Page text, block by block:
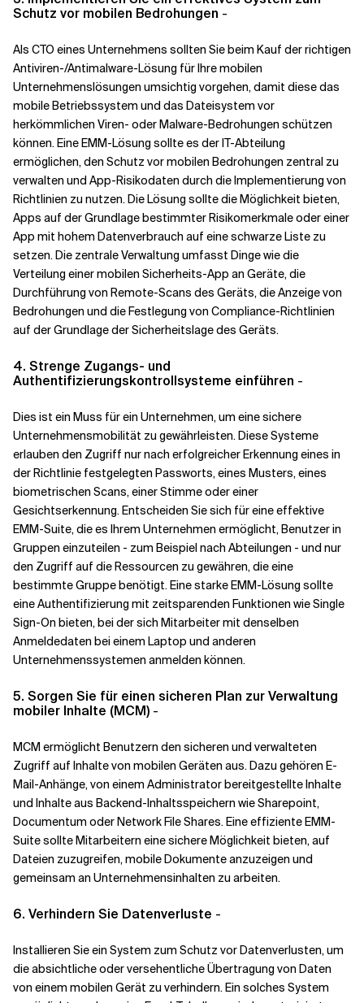
Schutz vor mobilen Bedrohungen -
Als CTO eines Unternehmens sollten Sie beim Kauf der richtigen
Antiviren-/Antimalware-Lösung für Ihre mobilen
Unternehmenslösungen umsichtig vorgehen, damit diese das
mobile Betriebssystem und das Dateisystem vor
herkömmlichen Viren- oder Malware-Bedrohungen schützen
können. Eine EMM-Lösung sollte es der IT-Abteilung
ermöglichen, den Schutz vor mobilen Bedrohungen zentral zu
verwalten und App-Risikodaten durch die Implementierung von
Richtlinien zu nutzen. Die Lösung sollte die Möglichkeit bieten,
Apps auf der Grundlage bestimmter Risikomerkmale oder einer
App mit hohem Datenverbrauch auf eine schwarze Liste zu
setzen. Die zentrale Verwaltung umfasst Dinge wie die
Verteilung einer mobilen Sicherheits-App an Geräte, die
Durchführung von Remote-Scans des Geräts, die Anzeige von
Bedrohungen und die Festlegung von Compliance-Richtlinien
auf der Grundlage der Sicherheitslage des Geräts.
4. Strenge Zugangs- und
Authentifizierungskontrollsysteme einführen -
Dies ist ein Muss für ein Unternehmen, um eine sichere
Unternehmensmobilität zu gewährleisten. Diese Systeme
erlauben den Zugriff nur nach erfolgreicher Erkennung eines in
der Richtlinie festgelegten Passworts, eines Musters, eines
biometrischen Scans, einer Stimme oder einer
Gesichtserkennung. Entscheiden Sie sich für eine effektive
EMM-Suite, die es Ihrem Unternehmen ermöglicht, Benutzer in
Gruppen einzuteilen - zum Beispiel nach Abteilungen - und nur
den Zugriff auf die Ressourcen zu gewähren, die eine
bestimmte Gruppe benötigt. Eine starke EMM-Lösung sollte
eine Authentifizierung mit zeitsparenden Funktionen wie Single
Sign-On bieten, bei der sich Mitarbeiter mit denselben
Anmeldedaten bei einem Laptop und anderen
Unternehmenssystemen anmelden können.
5. Sorgen Sie für einen sicheren Plan zur Verwaltung
mobiler Inhalte (MCM) -
MCM ermöglicht Benutzern den sicheren und verwalteten
Zugriff auf Inhalte von mobilen Geräten aus. Dazu gehören E-
Mail-Anhänge, von einem Administrator bereitgestellte Inhalte
und Inhalte aus Backend-Inhaltsspeichern wie Sharepoint,
Documentum oder Network File Shares. Eine effiziente EMM-
Suite sollte Mitarbeitern eine sichere Möglichkeit bieten, auf
Dateien zuzugreifen, mobile Dokumente anzuzeigen und
gemeinsam an Unternehmensinhalten zu arbeiten.
6. Verhindern Sie Datenverluste -
Installieren Sie ein System zum Schutz vor Datenverlusten, um
die absichtliche oder versehentliche Übertragung von Daten
von einem mobilen Gerät zu verhindern. Ein solches System